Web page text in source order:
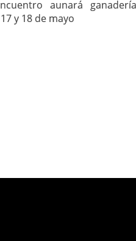
aunará
y 18 de mayo